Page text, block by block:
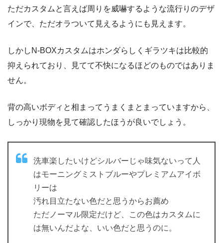
ただカスタムと言えば周りを威嚇するような流行りのデザ
インで、ただオラついて見えるようにも見えます。
しかしN-BOXカスタムはホンダらしくギラツキは比較的
抑えられており、見てて不快になるほどのものではありま
せん。
背の高いボディと相まってうまくまとまっていますから、
しっかり現物を見て確認したほうが良いでしょう。
洗車楽したいけどシルバーじゃ味気ないって人
はモーニングミストブルーやプレミアムアイボ
リーは
汚れ目立たない色だと思うからお薦め
ただノーマル限定だけど、この色はカスタムに
は無いんだよな、いい色だと思うのに。